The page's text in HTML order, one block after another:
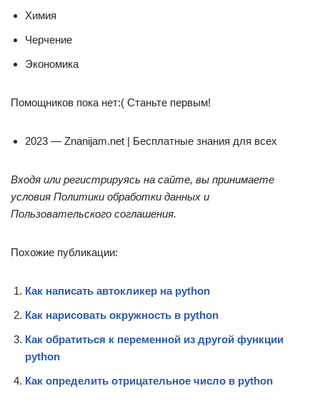
Химия
Черчение
Экономика
Помощников пока нет:( Станьте первым!
2023 — Znanijam.net | Бесплатные знания для всех
Входя или регистрируясь на сайте, вы принимаете
условия Политики обработки данных и
Пользовательского соглашения.
Похожие публикации:
Как написать автокликер на python
Как нарисовать окружность в python
Как обратиться к переменной из другой функции
python
Как определить отрицательное число в python